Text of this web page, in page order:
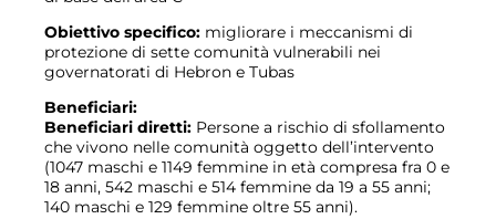
Obiettivo specifico: migliorare i meccanismi di
protezione di sette comunità vulnerabili nei
governatorati di Hebron e Tubas
Beneficiari:
Beneficiari diretti: Persone a rischio di sfollamento
che vivono nelle comunità oggetto dell’intervento
(1047 maschi e 1149 femmine in età compresa fra 0 e
18 anni, 542 maschi e 514 femmine da 19 a 55 anni;
140 maschi e 129 femmine oltre 55 anni).